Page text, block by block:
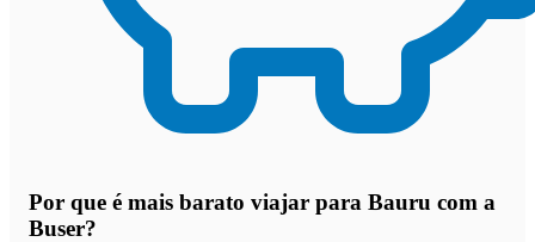
Por que é mais barato viajar para Bauru com a
Buser?